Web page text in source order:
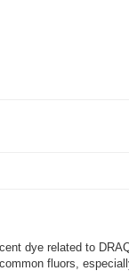
dye related to
fluors,